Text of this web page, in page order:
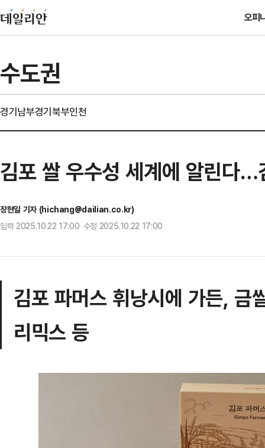
오피
수도권
경기남부경기북부인천
김포 쌀 우수성 세계에 알린다
장현일 기자 (hichang@dailian.co.kr)
입력 2025.10.22 17:00 수정 2025.10.22 17:00
김포 파머스 휘낭시에 가든, 금
리믹스 등